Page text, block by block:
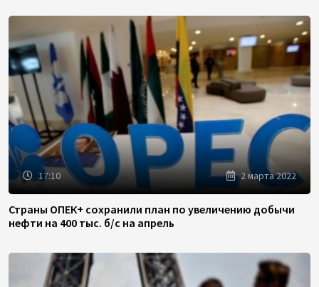
17:10 2 марта 2022
Страны ОПЕК+ сохранили план по увеличению добычи
нефти на 400 тыс. б/с на апрель